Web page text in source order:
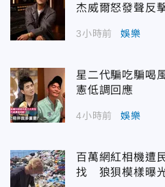
杰威爾怒發聲反
3小時前 娛樂
星二代騙吃騙喝
憲低調回應
4小時前 娛樂
百萬網紅相機遭
找 狼狽模樣曝